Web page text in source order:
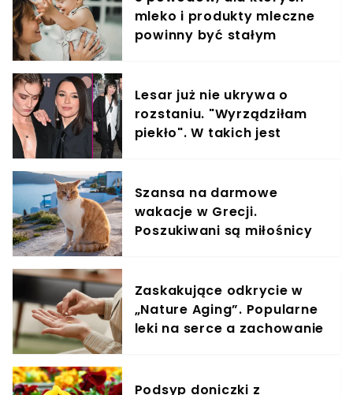
mleko i produkty mleczne
powinny być stałym
Lesar już nie ukrywa o
rozstaniu. "Wyrządziłam
piekło". W takich jest
Szansa na darmowe
wakacje w Grecji.
Poszukiwani są miłośnicy
Zaskakujące odkrycie w
„Nature Aging”. Popularne
leki na serce a zachowanie
Podsyp doniczki z